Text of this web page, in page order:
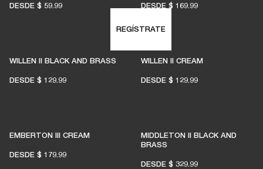
REGÍSTRATE
DESDE $ 59.99 DESDE $ 169.99
WILLEN II BLACK AND BRASS
DESDE $ 129.99
WILLEN II CREAM
DESDE $ 129.99
EMBERTON III CREAM
DESDE $ 179.99
MIDDLETON II BLACK AND
BRASS
DESDE $ 329.99